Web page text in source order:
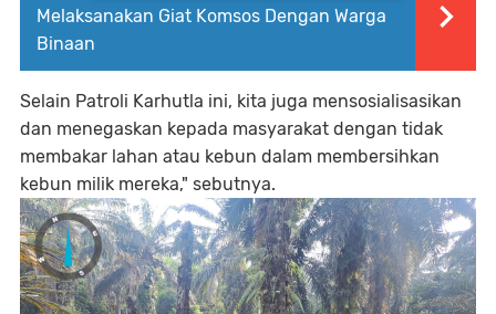
Melaksanakan Giat Komsos Dengan Warga
Binaan
Selain Patroli Karhutla ini, kita juga mensosialisasikan
dan menegaskan kepada masyarakat dengan tidak
membakar lahan atau kebun dalam membersihkan
kebun milik mereka," sebutnya.